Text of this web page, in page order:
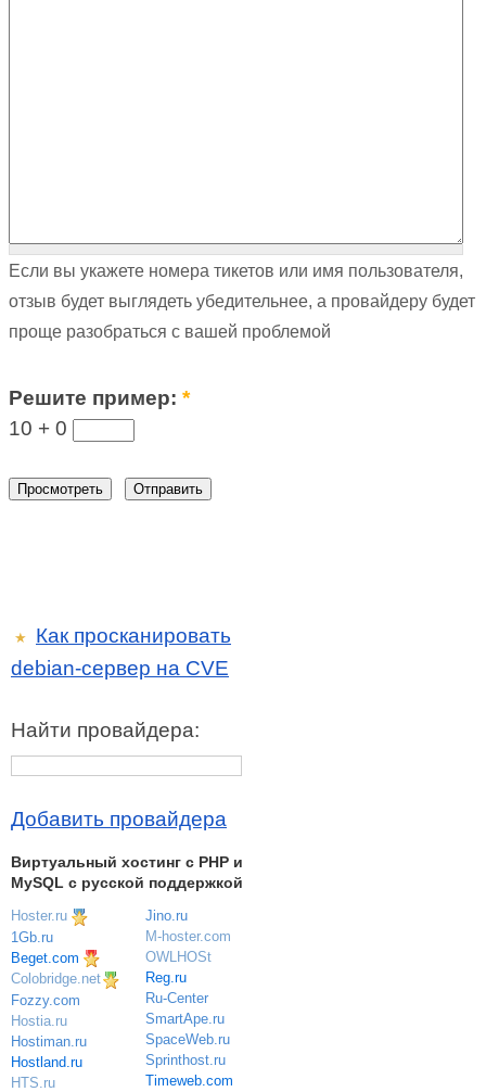
Если вы укажете номера тикетов или имя пользователя,
отзыв будет выглядеть убедительнее, а провайдеру будет
проще разобраться с вашей проблемой
Решите пример:*
10 + 0
★
Как просканировать
debian-сервер на CVE
Найти провайдера:
Добавить провайдера
Виртуальный хостинг c PHP и
MySQL с русской поддержкой
Hoster.ru
1Gb.ru
Beget.com
Colobridge.net
Fozzy.com
Hostia.ru
Hostiman.ru
Hostland.ru
HTS.ru
Jino.ru
M-hoster.com
OWLHOSt
Reg.ru
Ru-Center
SmartApe.ru
SpaceWeb.ru
Sprinthost.ru
Timeweb.com